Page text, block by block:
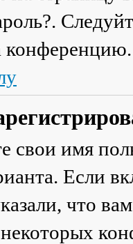
.
конференцию.
свои имя
Если
что